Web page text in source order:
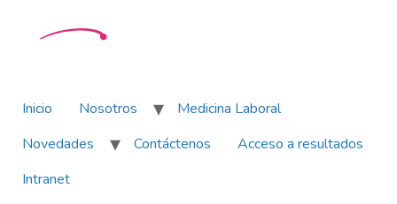
Inicio Nosotros
Medicina Laboral
Novedades
Contáctenos
Acceso a resultados
Intranet